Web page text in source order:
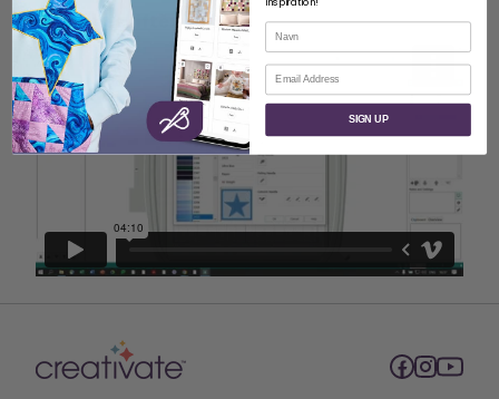
Navneskifter (PDF) Navn
E-mail
SIGN UP